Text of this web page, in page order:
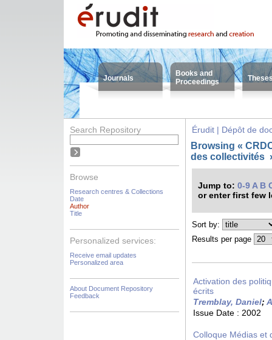
Journals
Books and
Proceedings
Search Repository
Browse
Research centres & Collections
Date
Author
Title
Personalized services:
Receive email updates
Personalized area
About Document Repository
Feedback
Érudit | Dépôt de
Browsing «
des collectivités
Jump to: 0-9 A B
or enter first few
Sort by:
Results per page
Activation des
écrits
Tremblay, Daniel;
Issue Date : 2002
Colloque Médias et